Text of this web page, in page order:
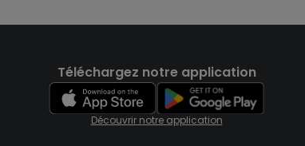
Téléchargez notre application
Découvrir notre application